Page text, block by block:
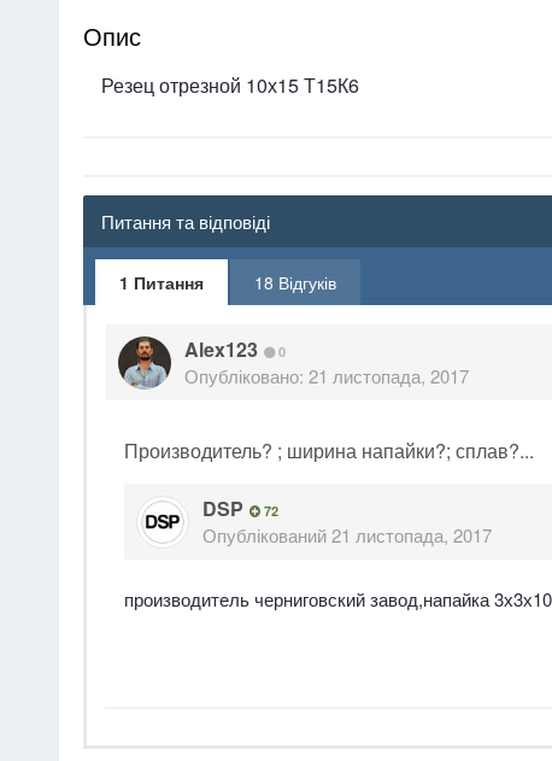
Опис
Резец отрезной 10х15 Т15К6
Питання та відповіді
1 Питання 18 Відгуків
Alex123 0
Опубліковано: 21 листопада, 2017
Производитель? ; ширина напайки?; сплав?...
DSP 72
Опублікований21 листопада, 2017
производитель черниговский завод,напайка